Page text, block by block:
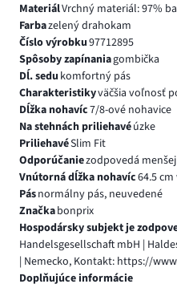
MateriálVrchný materiál: 97%
Farbazelený drahokam
Číslo výrobku97712895
Spôsoby zapínaniagombička
Dĺ. sedu komfortný pás
Charakteristikyväčšia voľnosť
Dĺžka nohavíc7/8-ové nohavice
Na stehnách priliehavéúzke
PriliehavéSlim Fit
Odporúčaniezodpovedá
Vnútorná dĺžka nohavíc64.5
Pásnormálny pás, neuvedené
Značkabonprix
Hospodársky subjekt je
Handelsgesellschaft mbH |
| Nemecko, Kontakt: https://
Doplňujúce informácie